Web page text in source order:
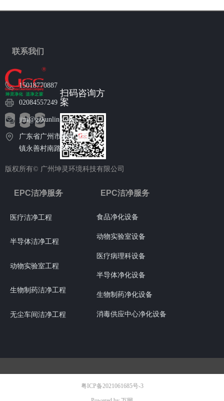
版权所有© 广州坤灵环境科技有限公司
扫码咨询方
案
EPC洁净服务
医疗洁净工程
半导体洁净工程
动物实验室工程
生物制药洁净工程
无尘车间洁净工程
食品净化设备
动物实验室设备
医疗病理科设备
半导体净化设备
生物制药净化设备
消毒供应中心净化设备
EPC洁净服务
15018770887
02084557249
jim@gzkunling.com
广东省广州市番禺区石碁
镇永善村南路102号6栋
联系我们
粤ICP备2021061685号-3